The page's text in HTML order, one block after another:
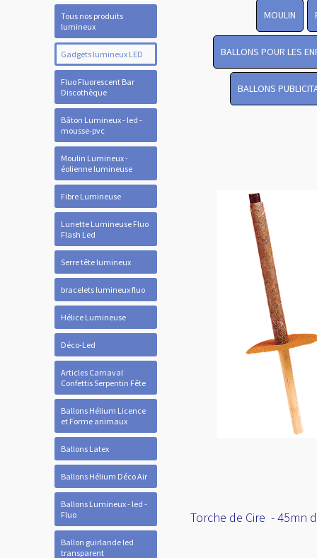
Tous nos produits
lumineux
Gadgets lumineux LED
Fluo Fluorescent Bar
Discothèque
Bâton Lumineux - led -
mousse-pvc
Moulin Lumineux -
éolienne lumineuse
Fibre Lumineuse
Lunette Lumineuse Fluo
Flash Led
Serre tête lumineux
bracelets lumineux fluo
Hélice Lumineuse
Déco-Led
Articles Carnaval
Confettis Serpentin Fête
Ballons Hélium Licence
et Forme animaux
Ballons Latex
Ballons Hélium Déco Air
Ballons Lumineux - led -
Fluo
Ballon guirlande led
transparent
MOULIN
BALLONS POUR LES
BALLONS
Torche de Cire - 45mn